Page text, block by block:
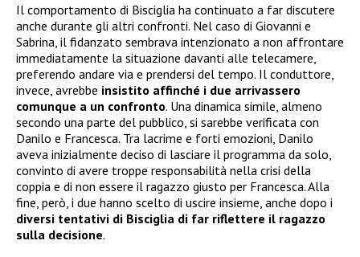
Il comportamento di Bisciglia ha continuato a far discutere
anche durante gli altri confronti. Nel caso di Giovanni e
Sabrina, il fidanzato sembrava intenzionato a non affrontare
immediatamente la situazione davanti alle telecamere,
preferendo andare via e prendersi del tempo. Il conduttore,
invece, avrebbe insistito affinché i due arrivassero
comunque a un confronto. Una dinamica simile, almeno
secondo una parte del pubblico, si sarebbe verificata con
Danilo e Francesca. Tra lacrime e forti emozioni, Danilo
aveva inizialmente deciso di lasciare il programma da solo,
convinto di avere troppe responsabilità nella crisi della
coppia e di non essere il ragazzo giusto per Francesca. Alla
fine, però, i due hanno scelto di uscire insieme, anche dopo i
diversi tentativi di Bisciglia di far riflettere il ragazzo
sulla decisione.